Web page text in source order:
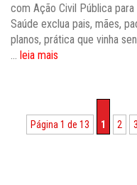
com Ação Civil Pública
Saúde exclua pais, mães,
planos, prática que vinha
leia mais
Página 1 de 13 1 2 3